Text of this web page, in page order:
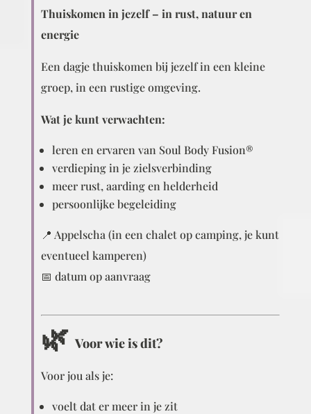
Thuiskomen in jezelf – in rust, natuur en
energie
Een dagje thuiskomen bij jezelf in een kleine
groep, in een rustige omgeving.
Wat je kunt verwachten:
leren en ervaren van Soul Body Fusion®
verdieping in je zielsverbinding
meer rust, aarding en helderheid
persoonlijke begeleiding
📍 Appelscha (in een chalet op camping, je kunt
eventueel kamperen)
📅 datum op aanvraag
🌿 Voor wie is dit?
Voor jou als je:
voelt dat er meer in je zit